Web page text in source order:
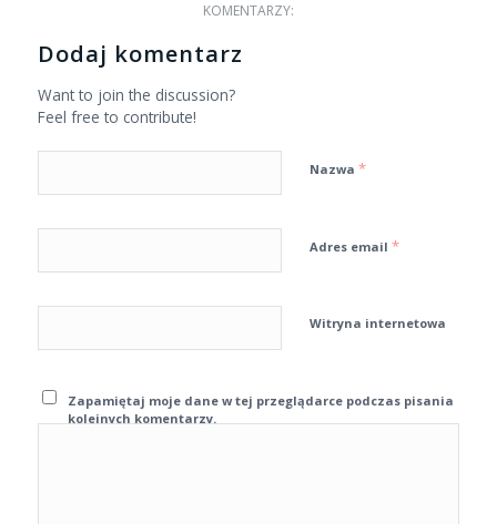
KOMENTARZY:
Dodaj komentarz
Want to join the discussion?
Feel free to contribute!
Nazwa *
Adres email *
Witryna internetowa
Zapamiętaj moje dane w tej przeglądarce podczas pisania
kolejnych komentarzy.